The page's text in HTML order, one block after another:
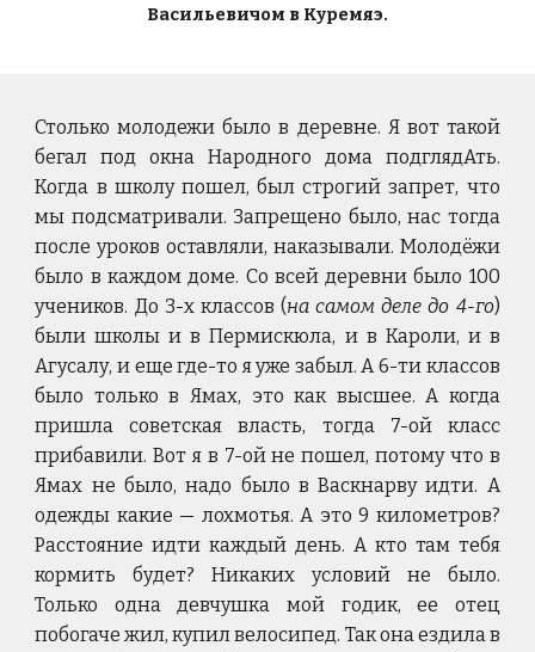
Васильевичом в Куремяэ.
Столько молодежи было в деревне. Я вот такой
бегал под окна Народного дома подглядАть.
Когда в школу пошел, был строгий запрет, что
мы подсматривали. Запрещено было, нас тогда
после уроков оставляли, наказывали. Молодёжи
было в каждом доме. Со всей деревни было 100
учеников. До 3-х классов (на самом деле до 4-го)
были школы и в Пермискюла, и в Кароли, и в
Агусалу, и еще где-то я уже забыл. А 6-ти классов
было только в Ямах, это как высшее. А когда
пришла советская власть, тогда 7-ой класс
прибавили. Вот я в 7-ой не пошел, потому что в
Ямах не было, надо было в Васкнарву идти. А
одежды какие — лохмотья. А это 9 километров?
Расстояние идти каждый день. А кто там тебя
кормить будет? Никаких условий не было.
Только одна девчушка мой годик, ее отец
побогаче жил, купил велосипед. Так она ездила в